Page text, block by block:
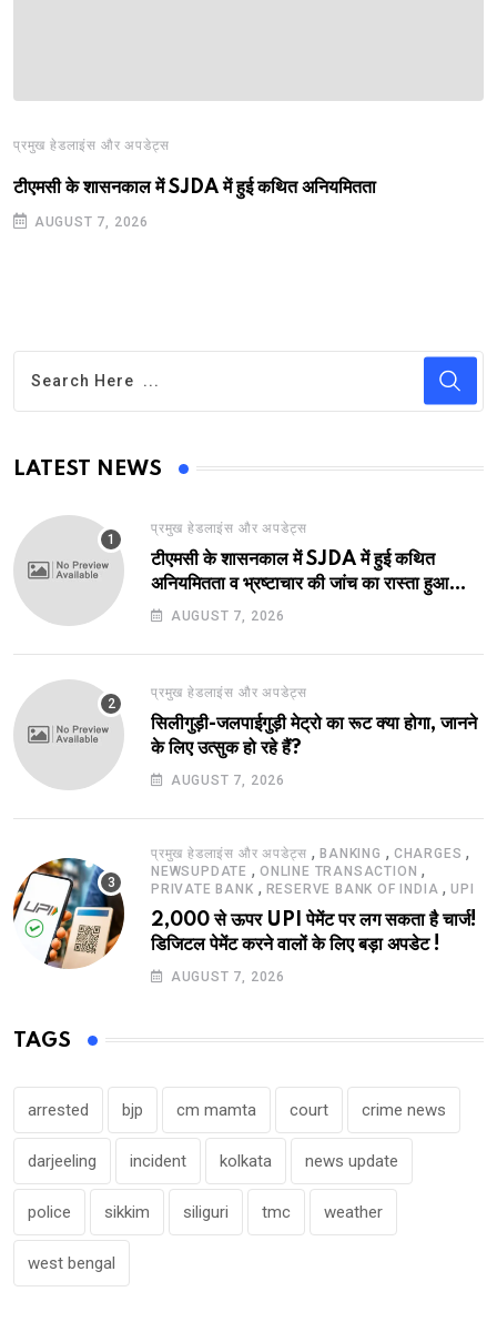
प्रमुख हेडलाइंस और अपडेट्स
टीएमसी के शासनकाल में SJDA में हुई कथित अनियमितता
AUGUST 7, 2026
LATEST NEWS
प्रमुख हेडलाइंस और अपडेट्स
टीएमसी के शासनकाल में SJDA में हुई कथित
अनियमितता व भ्रष्टाचार की जांच का रास्ता हुआ
प्रशस्त! एक नए अवतार में लौटा SJDA!
AUGUST 7, 2026
प्रमुख हेडलाइंस और अपडेट्स
सिलीगुड़ी-जलपाईगुड़ी मेट्रो का रूट क्या होगा, जानने
के लिए उत्सुक हो रहे हैं?
AUGUST 7, 2026
प्रमुख हेडलाइंस और अपडेट्स ,BANKING , CHARGES ,
NEWSUPDATE , ONLINE TRANSACTION ,
PRIVATE BANK , RESERVE BANK OF INDIA ,UPI
2,000 से ऊपर UPI पेमेंट पर लग सकता है चार्ज!
डिजिटल पेमेंट करने वालों के लिए बड़ा अपडेट !
AUGUST 7, 2026
TAGS
arrested bjp cm mamta court crime news
darjeeling incident kolkata news update
police sikkim siliguri tmc weather
west bengal